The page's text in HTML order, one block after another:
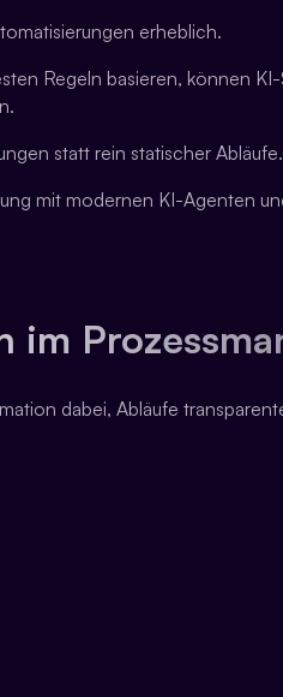
erheblich.
Regeln basieren, können
statt rein statischer Abläufe.
mit modernen KI-Agenten
im
dabei, Abläufe